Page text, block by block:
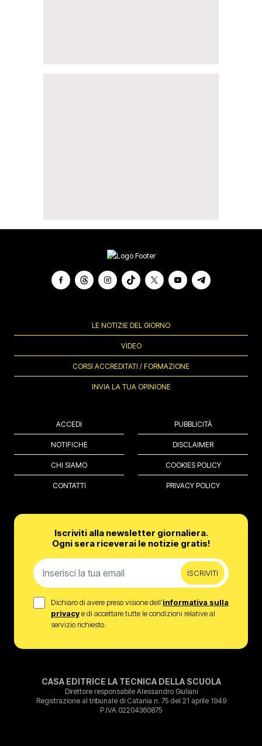
LE NOTIZIE DEL GIORNO
VIDEO
CORSI ACCREDITATI / FORMAZIONE
INVIA LA TUA OPINIONE
ACCEDI
NOTIFICHE
CHI SIAMO
CONTATTI
PUBBLICITÀ
DISCLAIMER
COOKIES POLICY
PRIVACY POLICY
Iscriviti alla newsletter giornaliera.
Ogni sera riceverai le notizie gratis!
ISCRIVITI
Dichiaro di avere preso visione dell’informativa sulla
privacye di accettare tutte le condizioni relative al
servizio richiesto.
CASA EDITRICE LA TECNICA DELLA SCUOLA
Direttore responsabile Alessandro Giuliani
Registrazione al tribunale di Catania n. 75 del 21 aprile 1949
P.IVA 02204360875